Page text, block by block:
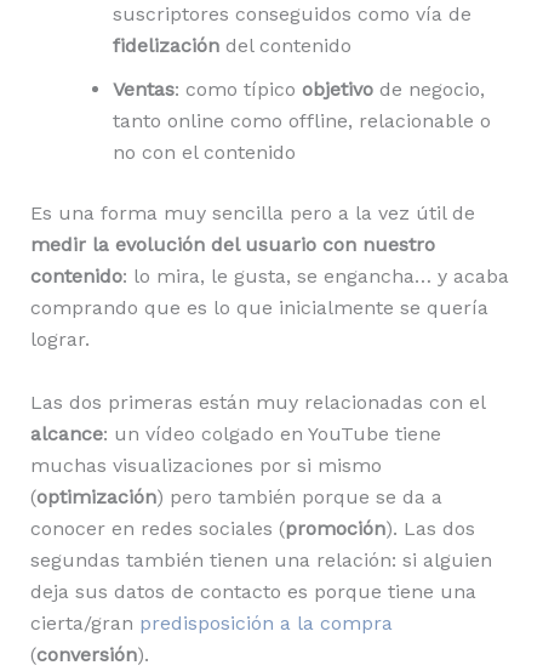
suscriptores conseguidos como vía de
fidelizacióndel contenido
Ventas: como típico objetivode negocio,
tanto online como offline, relacionable o
no con el contenido
Es una forma muy sencilla pero a la vez útil de
medir la evolución del usuario con nuestro
contenido: lo mira, le gusta, se engancha… y acaba
comprando que es lo que inicialmente se quería
lograr.
Las dos primeras están muy relacionadas con el
alcance: un vídeo colgado en YouTube tiene
muchas visualizaciones por si mismo
(optimización) pero también porque se da a
conocer en redes sociales (promoción). Las dos
segundas también tienen una relación: si alguien
deja sus datos de contacto es porque tiene una
cierta/gran predisposición a la compra
(conversión).